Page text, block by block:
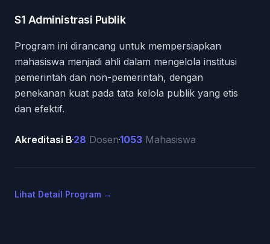
Role
S1 Administrasi Publik
Description
Program ini dirancang untuk mempersiapkan
mahasiswa menjadi ahli dalam mengelola institusi
pemerintah dan non-pemerintah, dengan
penekanan kuat pada tata kelola publik yang etis
dan efektif.
Akreditasi
Akreditasi B
Dosen
28 Dosen
Mahasiswa
1053 Mahasiswa
Lihat Detail Program →